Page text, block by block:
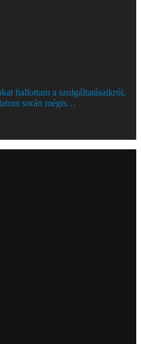
hallottam a szolgáltatásaikról,
során mégis…